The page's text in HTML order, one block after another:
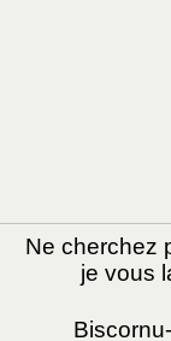
Ne cherchez
je vous